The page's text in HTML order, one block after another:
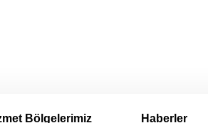
Bölgelerimiz Haberler